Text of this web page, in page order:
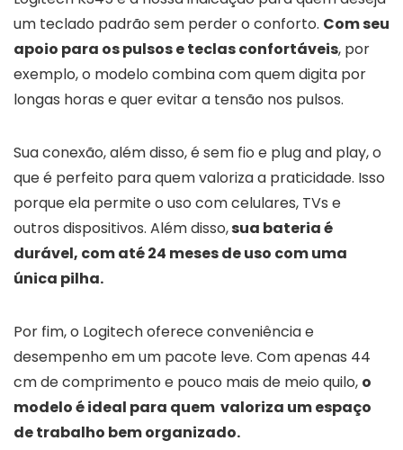
um teclado padrão sem perder o conforto. Com seu
apoio para os pulsos e teclas confortáveis, por
exemplo, o modelo combina com quem digita por
longas horas e quer evitar a tensão nos pulsos.
Sua conexão, além disso, é sem fio e plug and play, o
que é perfeito para quem valoriza a praticidade. Isso
porque ela permite o uso com celulares, TVs e
outros dispositivos. Além disso,sua bateria é
durável, com até 24 meses de uso com uma
única pilha.
Por fim, o Logitech oferece conveniência e
desempenho em um pacote leve. Com apenas 44
cm de comprimento e pouco mais de meio quilo, o
modelo é ideal para quem valoriza um espaço
de trabalho bem organizado.